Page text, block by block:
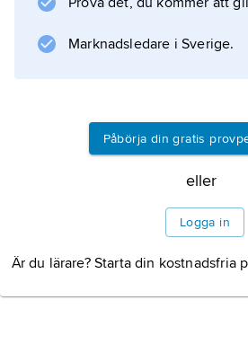
Meios hos män
Information om artikeln
Marknadsledare i Sverige.
Påbörja din gratis
eller
Logga in
Är du lärare? Starta din kostnadsfria